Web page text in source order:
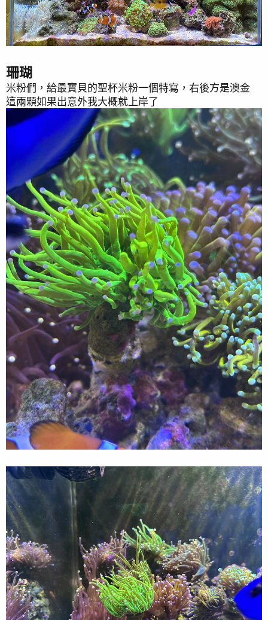
超小紅靈芝，少數活著的硬骨
2023.12.16 開缸(這時都還沒購買濾鏡，照片巨藍無比，
請忍耐一下
秉持著客家精神，開缸時所有設備都是二手的，燈具用水
中騎士1+2，後來才換成K7
活石開缸，個人無法忍受空缸好幾個月養水，一直都是秉
持著邊養水邊慢慢放生物，本來是想說海水缸慎重一些，
過一個禮拜再放，結果還是在去買海水素的當天敗了一些
生物，他們確實到現在也活得挺好，所以若能拿捏好放生
物闖缸的比例及品種選擇，加上活石原有的生態，邊養水
邊放生物應是可行的
闖缸生物有假綿羊*2 草皮*1
接者就是慢慢放入以上的生物們，一兩個禮拜放一次
一切都好好的，爆褐藻，稍微有點變綠，藻慢慢越來越
少...
直到，心心念念的K7 V3到貨了，變壓器還給我是壞的，
只好又上蝦皮訂了一個$199的
裝上燈，看著更漂亮的演色，整個人都舒服了起來
沒想到伴隨著光變強，褐藻又變長了，並且發現原來是鼻
涕藻
2024.1.23 發現是鼻涕，開始對抗
上網研究了一下，就入手了TM的硝化菌
我一直以來都不太喜歡加瓶瓶罐罐的東西，養魚搞到像在
穩定，硝化菌自己繁殖
但爬了很多鼻涕藻處理方式，都是用TM硝化菌，再加上
他每天以肉眼可見的速度高速成長，實在是不能交給大自
然處理了
同時也考量到了營養鹽過高的可能性，由於現在沒有任何
試劑在手上，只能從幾個跡象推測
前幾日餵食不太節制
米粉不太開
用自來水調海水
珊瑚
米粉們，給最寶貝的聖杯米粉一個特寫，右後方是澳金
這兩顆如果出意外我大概就上岸了